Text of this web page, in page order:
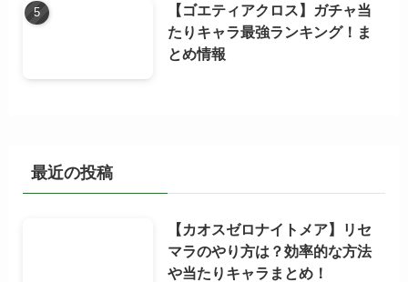
【ゴエティアクロス】ガチャ当
たりキャラ最強ランキング！ま
とめ情報
最近の投稿
【カオスゼロナイトメア】リセ
マラのやり方は？効率的な方法
や当たりキャラまとめ！